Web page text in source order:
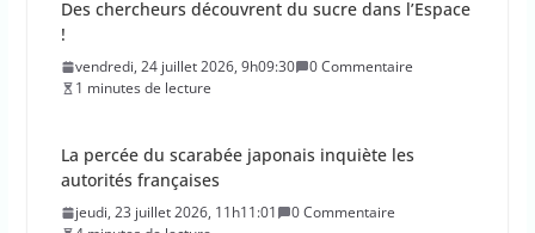
autorités françaises
4 minutes de lecture
hectares en France
jeudi, 23 juillet 2026, 10h10:30
1 minutes de lecture